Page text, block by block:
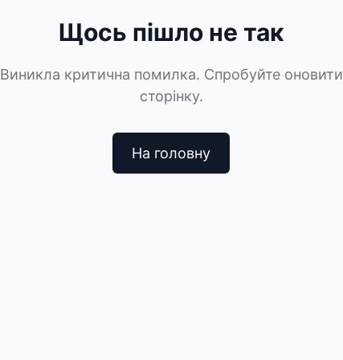
Щось пішло не так
Виникла критична помилка. Спробуйте оновити
сторінку.
На головну